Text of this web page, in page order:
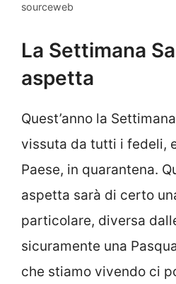
sourceweb
La Settimana
aspetta
Quest’anno la
vissuta da tutti i fedeli,
Paese, in quarantena.
aspetta sarà di certo
particolare, diversa
sicuramente una
che stiamo vivendo ci